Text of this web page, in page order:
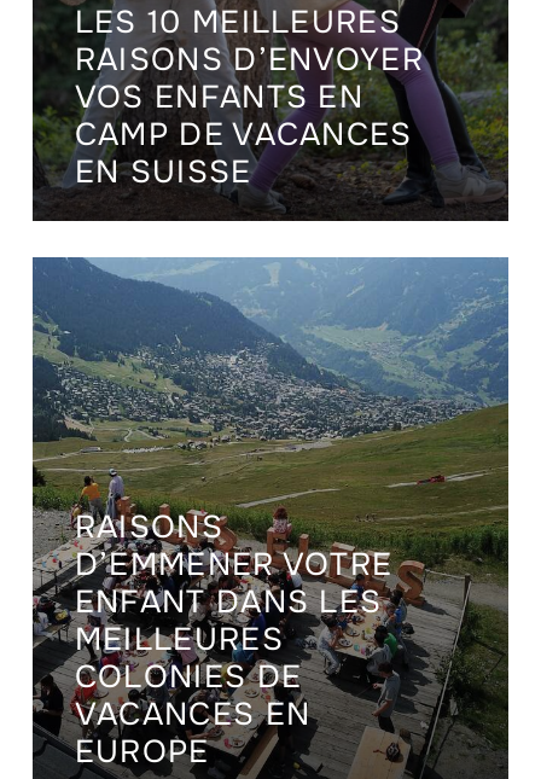
LES 10 MEILLEURES
RAISONS D’ENVOYER
VOS ENFANTS EN
CAMP DE VACANCES
EN SUISSE
RAISONS
D’EMMENER VOTRE
ENFANT DANS LES
MEILLEURES
COLONIES DE
VACANCES EN
EUROPE